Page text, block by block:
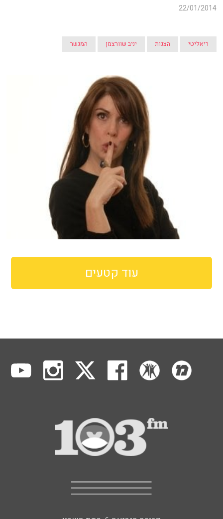
22/01/2014
ריאליטי הצגות יניב שוורצמן המגשר
עוד קטעים